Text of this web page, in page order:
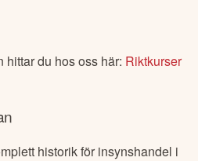
hittar du hos oss här: Riktkurser
historik för insynshandel i